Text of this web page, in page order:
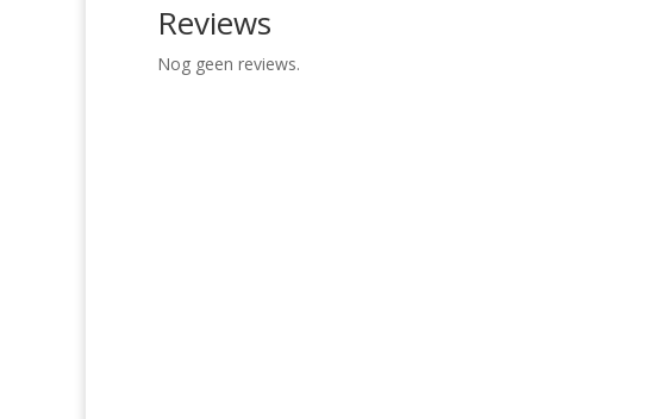
Reviews
Nog geen reviews.